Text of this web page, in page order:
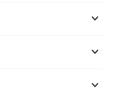
keyboard_arrow_down
keyboard_arrow_down
keyboard_arrow_down